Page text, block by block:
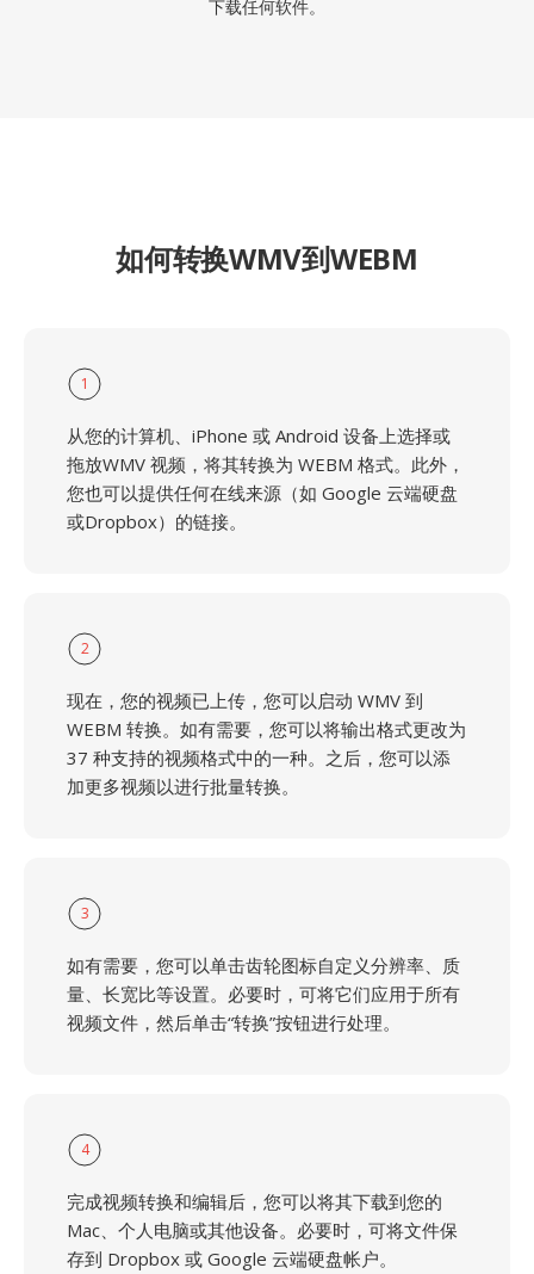
下载任何软件。
如何转换WMV到WEBM
1
从您的计算机、iPhone 或 Android 设备上选择或
拖放WMV 视频，将其转换为 WEBM 格式。此外，
您也可以提供任何在线来源（如 Google 云端硬盘
或Dropbox）的链接。
2
现在，您的视频已上传，您可以启动 WMV 到
WEBM 转换。如有需要，您可以将输出格式更改为
37 种支持的视频格式中的一种。之后，您可以添
加更多视频以进行批量转换。
3
如有需要，您可以单击齿轮图标自定义分辨率、质
量、长宽比等设置。必要时，可将它们应用于所有
视频文件，然后单击“转换”按钮进行处理。
4
完成视频转换和编辑后，您可以将其下载到您的
Mac、个人电脑或其他设备。必要时，可将文件保
存到 Dropbox 或 Google 云端硬盘帐户。